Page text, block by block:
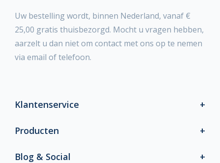
Uw bestelling wordt, binnen Nederland, vanaf €
25,00 gratis thuisbezorgd. Mocht u vragen hebben,
aarzelt u dan niet om contact met ons op te nemen
via email of telefoon.
Klantenservice
Producten
Blog & Social